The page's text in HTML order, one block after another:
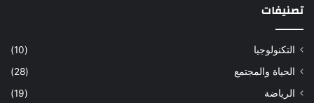
تصنيفات
التكنولوجيا
(10)
الحياة والمجتمع
(28)
الرياضة
(19)